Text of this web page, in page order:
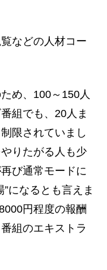
などの人材コー
め、100～150人
組でも、20人ま
限されていまし
りたがる人も少
び通常モードに
になるとも言えま
円程度の報酬
組のエキストラ